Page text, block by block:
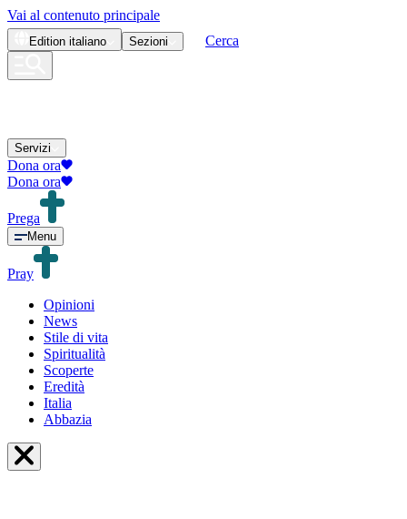
Vai al contenuto principale
Edition italiano Sezioni Cerca
Servizi
Dona ora
Dona ora
Prega
Menu
Pray
Opinioni
News
Stile di vita
Spiritualità
Scoperte
Eredità
Italia
Abbazia